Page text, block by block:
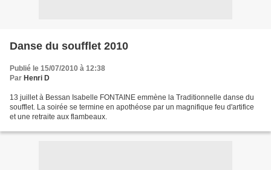
Danse du soufflet 2010
Publié le 15/07/2010 à 12:38
Par Henri D
13 juillet à Bessan Isabelle FONTAINE emmène la Traditionnelle danse du
soufflet. La soirée se termine en apothéose par un magnifique feu d'artifice
et une retraite aux flambeaux.